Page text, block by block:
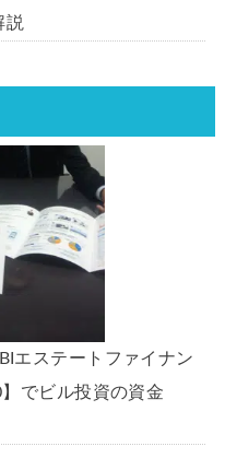
説
エステートファイナン
でビル投資の資金